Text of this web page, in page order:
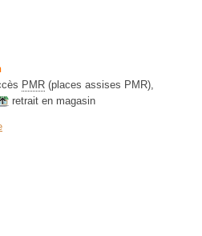
PMR (places assises PMR),
retrait en magasin